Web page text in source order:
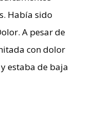
Había sido
A pesar de
con dolor
estaba de baja